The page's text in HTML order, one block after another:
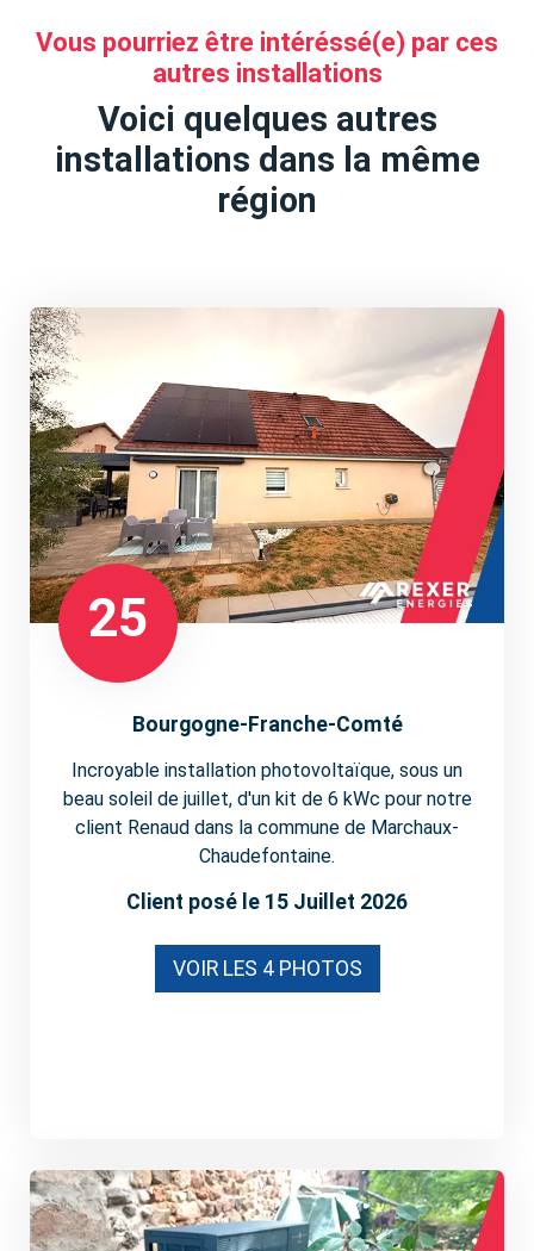
Vous pourriez être intéréssé(e) par ces
autres installations
Voici quelques autres
installations dans la même
région
25
Bourgogne-Franche-Comté
Incroyable installation photovoltaïque, sous un
beau soleil de juillet, d'un kit de 6 kWc pour notre
client Renaud dans la commune de Marchaux-
Chaudefontaine.
Client posé le 15 Juillet 2026
VOIR LES 4 PHOTOS